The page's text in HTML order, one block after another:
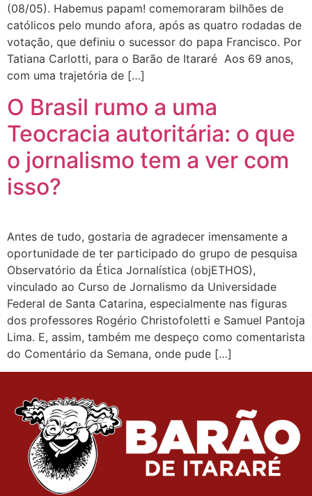
(08/05). Habemus papam! comemoraram bilhões de
católicos pelo mundo afora, após as quatro rodadas de
votação, que definiu o sucessor do papa Francisco. Por
Tatiana Carlotti, para o Barão de Itararé Aos 69 anos,
com uma trajetória de […]
O Brasil rumo a uma
Teocracia autoritária: o que
o jornalismo tem a ver com
isso?
Antes de tudo, gostaria de agradecer imensamente a
oportunidade de ter participado do grupo de pesquisa
Observatório da Ética Jornalística (objETHOS),
vinculado ao Curso de Jornalismo da Universidade
Federal de Santa Catarina, especialmente nas figuras
dos professores Rogério Christofoletti e Samuel Pantoja
Lima. E, assim, também me despeço como comentarista
do Comentário da Semana, onde pude […]